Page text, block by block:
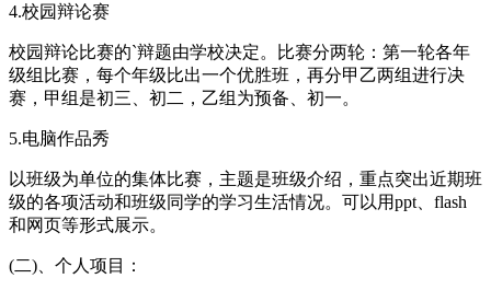
4.校园辩论赛
校园辩论比赛的`辩题由学校决定。比赛分两轮：第一轮各年
级组比赛，每个年级比出一个优胜班，再分甲乙两组进行决
赛，甲组是初三、初二，乙组为预备、初一。
5.电脑作品秀
以班级为单位的集体比赛，主题是班级介绍，重点突出近期班
级的各项活动和班级同学的学习生活情况。可以用ppt、flash
和网页等形式展示。
(二)、个人项目：